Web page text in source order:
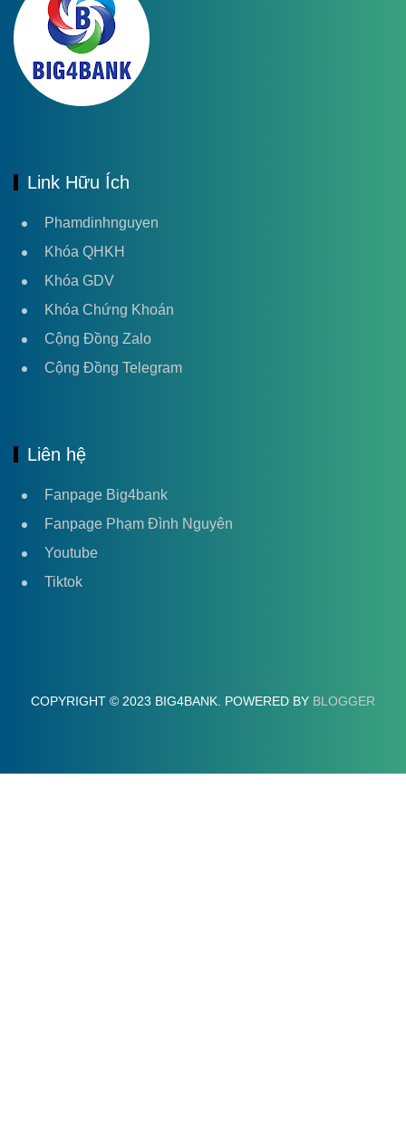
Link Hữu Ích
Phamdinhnguyen
Khóa QHKH
Khóa GDV
Khóa Chứng Khoán
Cộng Đồng Zalo
Cộng Đồng Telegram
Liên hệ
Fanpage Big4bank
Fanpage Phạm Đình Nguyên
Youtube
Tiktok
COPYRIGHT © 2023 BIG4BANK. POWERED BY BLOGGER